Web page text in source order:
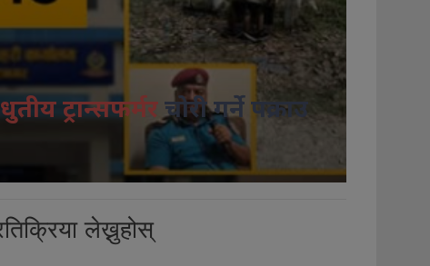
ट्रान्सफर्मरचोरी गर्ने पक्राउ
लेख्नुहोस्